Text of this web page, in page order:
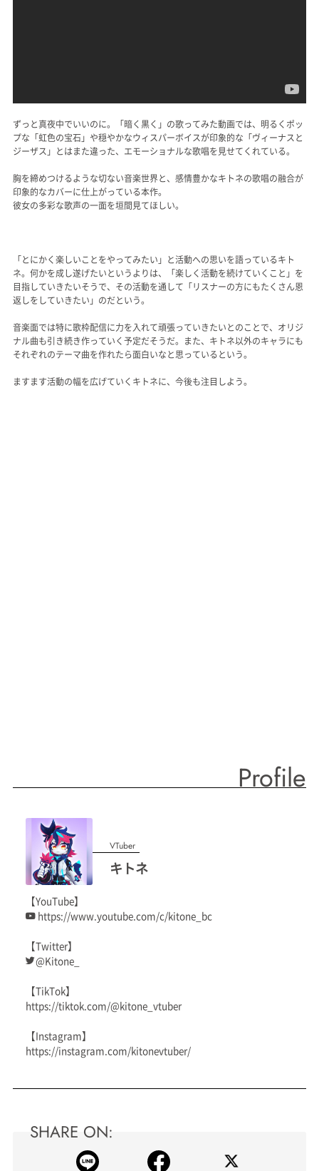
ずっと真夜中でいいのに。「暗く黒く」の歌ってみた動画では、明るくポッ
プな「虹色の宝石」や穏やかなウィスパーボイスが印象的な「ヴィーナスと
ジーザス」とはまた違った、エモーショナルな歌唱を見せてくれている。
胸を締めつけるような切ない音楽世界と、感情豊かなキトネの歌唱の融合が
印象的なカバーに仕上がっている本作。
彼女の多彩な歌声の一面を垣間見てほしい。
「とにかく楽しいことをやってみたい」と活動への思いを語っているキト
ネ。何かを成し遂げたいというよりは、「楽しく活動を続けていくこと」を
目指していきたいそうで、その活動を通して「リスナーの方にもたくさん恩
返しをしていきたい」のだという。
音楽面では特に歌枠配信に力を入れて頑張っていきたいとのことで、オリジ
ナル曲も引き続き作っていく予定だそうだ。また、キトネ以外のキャラにも
それぞれのテーマ曲を作れたら面白いなと思っているという。
ますます活動の幅を広げていくキトネに、今後も注目しよう。
Profile
VTuber
キトネ
【YouTube】
https://www.youtube.com/c/kitone_bc
【Twitter】
@Kitone_
【TikTok】
https://tiktok.com/@kitone_vtuber
【Instagram】
https://instagram.com/kitonevtuber/
SHARE ON: